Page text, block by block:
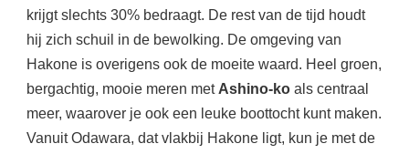
krijgt slechts 30% bedraagt. De rest van de tijd houdt
hij zich schuil in de bewolking. De omgeving van
Hakone is overigens ook de moeite waard. Heel groen,
bergachtig, mooie meren met Ashino-ko als centraal
meer, waarover je ook een leuke boottocht kunt maken.
Vanuit Odawara, dat vlakbij Hakone ligt, kun je met de